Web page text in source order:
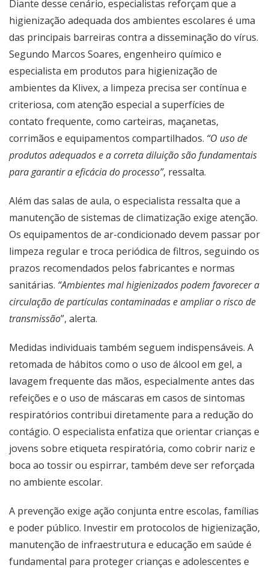
Diante desse cenário, especialistas reforçam que a
higienização adequada dos ambientes escolares é uma
das principais barreiras contra a disseminação do vírus.
Segundo Marcos Soares, engenheiro químico e
especialista em produtos para higienização de
ambientes da Klivex, a limpeza precisa ser contínua e
criteriosa, com atenção especial a superfícies de
contato frequente, como carteiras, maçanetas,
corrimãos e equipamentos compartilhados. “O uso de
produtos adequados e a correta diluição são fundamentais
para garantir a eficácia do processo”, ressalta.
Além das salas de aula, o especialista ressalta que a
manutenção de sistemas de climatização exige atenção.
Os equipamentos de ar-condicionado devem passar por
limpeza regular e troca periódica de filtros, seguindo os
prazos recomendados pelos fabricantes e normas
sanitárias. “Ambientes mal higienizados podem favorecer a
circulação de partículas contaminadas e ampliar o risco de
transmissão”, alerta.
Medidas individuais também seguem indispensáveis. A
retomada de hábitos como o uso de álcool em gel, a
lavagem frequente das mãos, especialmente antes das
refeições e o uso de máscaras em casos de sintomas
respiratórios contribui diretamente para a redução do
contágio. O especialista enfatiza que orientar crianças e
jovens sobre etiqueta respiratória, como cobrir nariz e
boca ao tossir ou espirrar, também deve ser reforçada
no ambiente escolar.
A prevenção exige ação conjunta entre escolas, famílias
e poder público. Investir em protocolos de higienização,
manutenção de infraestrutura e educação em saúde é
fundamental para proteger crianças e adolescentes e